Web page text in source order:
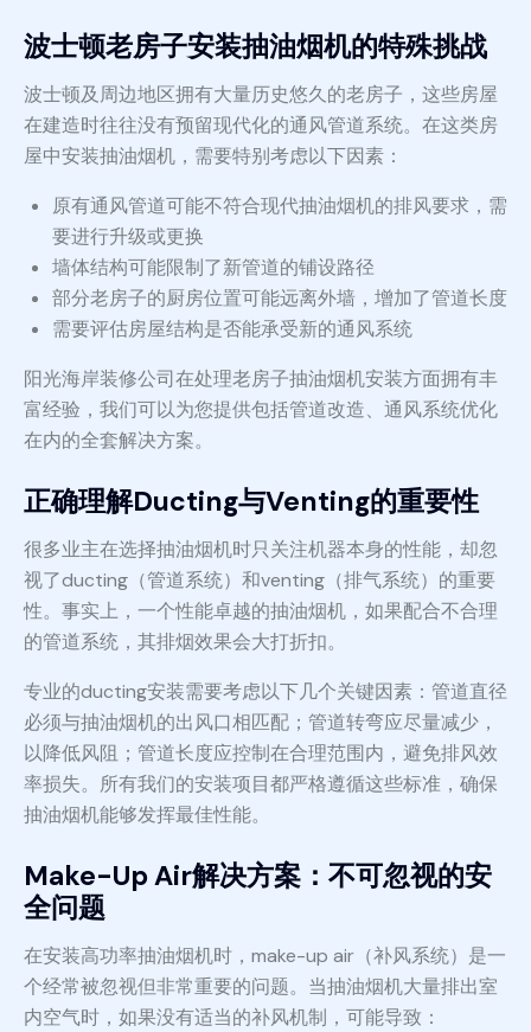
波士顿老房子安装抽油烟机的特殊挑战
波士顿及周边地区拥有大量历史悠久的老房子，这些房屋
在建造时往往没有预留现代化的通风管道系统。在这类房
屋中安装抽油烟机，需要特别考虑以下因素：
原有通风管道可能不符合现代抽油烟机的排风要求，需
要进行升级或更换
墙体结构可能限制了新管道的铺设路径
部分老房子的厨房位置可能远离外墙，增加了管道长度
需要评估房屋结构是否能承受新的通风系统
阳光海岸装修公司在处理老房子抽油烟机安装方面拥有丰
富经验，我们可以为您提供包括管道改造、通风系统优化
在内的全套解决方案。
正确理解Ducting与Venting的重要性
很多业主在选择抽油烟机时只关注机器本身的性能，却忽
视了ducting（管道系统）和venting（排气系统）的重要
性。事实上，一个性能卓越的抽油烟机，如果配合不合理
的管道系统，其排烟效果会大打折扣。
专业的ducting安装需要考虑以下几个关键因素：管道直径
必须与抽油烟机的出风口相匹配；管道转弯应尽量减少，
以降低风阻；管道长度应控制在合理范围内，避免排风效
率损失。所有我们的安装项目都严格遵循这些标准，确保
抽油烟机能够发挥最佳性能。
Make-Up Air解决方案：不可忽视的安
全问题
在安装高功率抽油烟机时，make-up air（补风系统）是一
个经常被忽视但非常重要的问题。当抽油烟机大量排出室
内空气时，如果没有适当的补风机制，可能导致：